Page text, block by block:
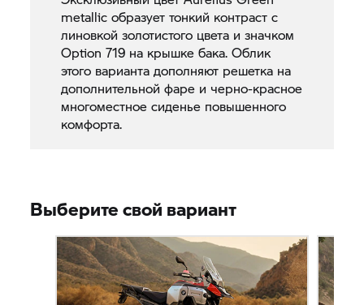
metallic образует тонкий контраст с
линовкой золотистого цвета и значком
Option 719 на крышке бака. Облик
этого варианта дополняют решетка на
дополнительной фаре и черно-красное
многоместное сиденье повышенного
комфорта.
Выберите свой вариант